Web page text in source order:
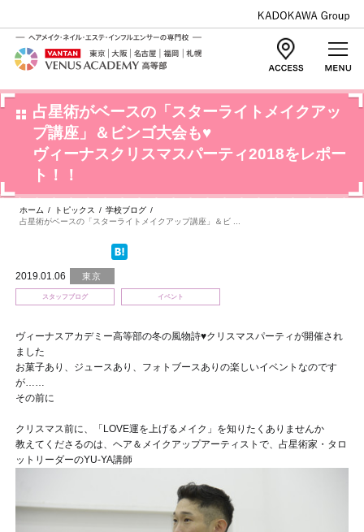
占星術がベースの「スターライトメイクアッ
プ講座」＆ビンゴ大会も♥
ヴィーナスクリスマスパーティ2018をレポー
ト！！
ホーム / トピックス / 学校ブログ /
占星術がベースの「スターライトメイクアップ講座」＆ビ ...
2019.01.06 東京
スタッフブログ イベント
ヴィーナスアカデミー高等部の冬の風物詩♥クリスマスパーティが開催され
ました
お菓子あり、ジュースあり、フォトブースありの楽しいイベントなのです
が……
その前に
クリスマス前に、「LOVE運を上げるメイク」を知りたくありませんか
教えてくださるのは、ヘア＆メイクアップアーティストで、占星術家・タロ
ットリーダーのYU-YA講師